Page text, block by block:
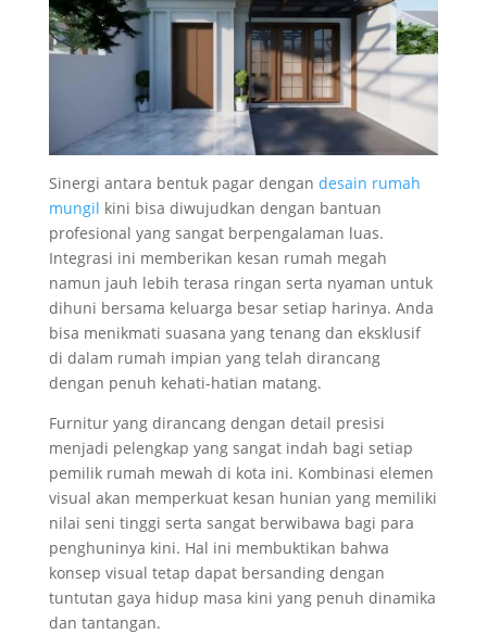
Sinergi antara bentuk pagar dengan desain rumah
mungil kini bisa diwujudkan dengan bantuan
profesional yang sangat berpengalaman luas.
Integrasi ini memberikan kesan rumah megah
namun jauh lebih terasa ringan serta nyaman untuk
dihuni bersama keluarga besar setiap harinya. Anda
bisa menikmati suasana yang tenang dan eksklusif
di dalam rumah impian yang telah dirancang
dengan penuh kehati-hatian matang.
Furnitur yang dirancang dengan detail presisi
menjadi pelengkap yang sangat indah bagi setiap
pemilik rumah mewah di kota ini. Kombinasi elemen
visual akan memperkuat kesan hunian yang memiliki
nilai seni tinggi serta sangat berwibawa bagi para
penghuninya kini. Hal ini membuktikan bahwa
konsep visual tetap dapat bersanding dengan
tuntutan gaya hidup masa kini yang penuh dinamika
dan tantangan.